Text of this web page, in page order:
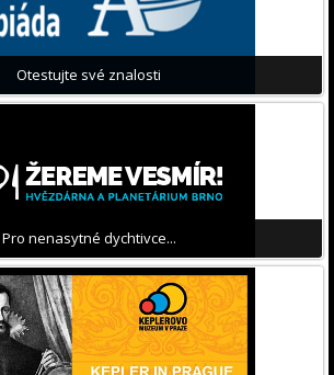
Otestujte své znalosti
Pro nenasytné dychtivce...